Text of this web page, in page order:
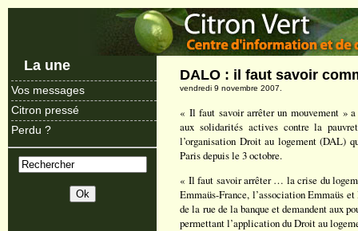
La une
Vos messages
Citron pressé
Perdu ?
DALO : il faut savoir
vendredi 9 novembre 2007.
« Il faut savoir arrêter un mouvement »
aux solidarités actives contre la
l’organisation Droit au logement (DAL)
Paris depuis le 3 octobre.
« Il faut savoir arrêter … la crise du
Emmaüs-France, l’association Emmaüs
de la rue de la banque et demandent aux
permettant l’application du Droit au